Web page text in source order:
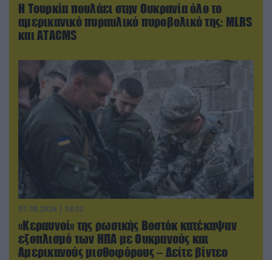
Η Τουρκία πουλάει στην Ουκρανία όλο το
αμερικανικό πυραυλικό πυροβολικό της: MLRS
και ΑΤΑCMS
07.08.2026 | 18:02
«Κεραυνοί» της ρωσικής Βοστόκ κατέκαψαν
εξοπλισμό των ΗΠΑ με Ουκρανούς και
Αμερικανούς μισθοφόρους – Δείτε βίντεο